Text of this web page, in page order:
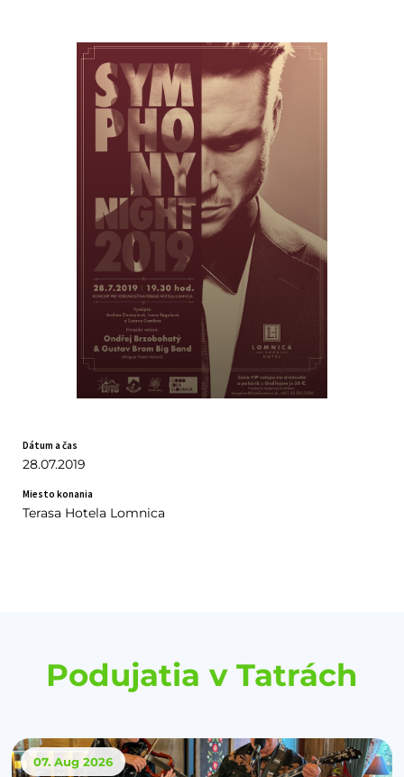
Dátum a čas
28.07.2019
Miesto konania
Terasa Hotela Lomnica
Podujatia v Tatrách
07. Aug 2026